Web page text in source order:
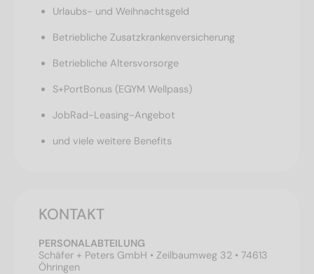
Urlaubs- und Weihnachtsgeld
Betriebliche Zusatzkrankenversicherung
Betriebliche Altersvorsorge
S+PortBonus (EGYM Wellpass)
JobRad-Leasing-Angebot
und viele weitere Benefits
KONTAKT
PERSONALABTEILUNG
Schäfer + Peters GmbH • Zeilbaumweg 32 • 74613
Öhringen